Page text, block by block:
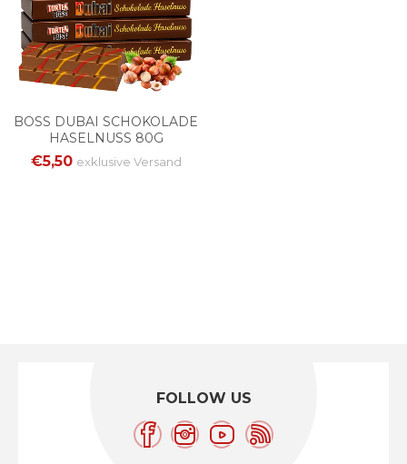
BOSS DUBAI SCHOKOLADE
HASELNUSS 80G
€5,50 exklusive Versand
FOLLOW US